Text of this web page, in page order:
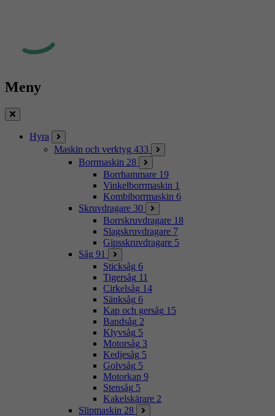
Meny
Stäng
Hyra
Maskin och verktyg 433
Borrmaskin 28
Borrhammare 19
Vinkelborrmaskin 1
Kombiborrmaskin 6
Skruvdragare 30
Borrskruvdragare 18
Slagskruvdragare 7
Gipsskruvdragare 5
Såg 91
Sticksåg 6
Tigersåg 11
Cirkelsåg 14
Sänksåg 6
Kap och gersåg 15
Bandsåg 2
Klyvsåg 5
Motorsåg 3
Kedjesåg 5
Golvsåg 5
Motorkap 9
Stensåg 5
Kakelskärare 2
Slipmaskin 28